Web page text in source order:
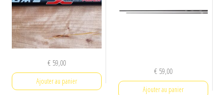
€59,00
Ajouter au panier
€ 59,00
Ajouter au panier